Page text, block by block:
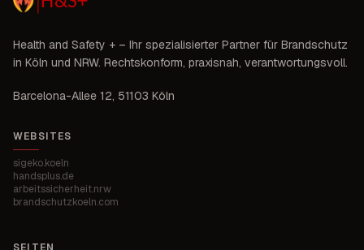
Health and Safety + – Ihr spezialisierter Partner für Brandschutz
in Köln und NRW. Rechtskonform, praxisnah, verantwortungsvoll.
Barcelona-Allee 12, 51103 Köln
WEBSITES
sigeko.koeln
handsplus.de
arbeitssicherheit.nrw
brandschutzkoeln.com